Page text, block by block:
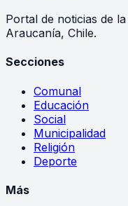
Portal de noticias de
Araucanía, Chile.
Secciones
Comunal
Educación
Social
Municipalidad
Religión
Deporte
Más